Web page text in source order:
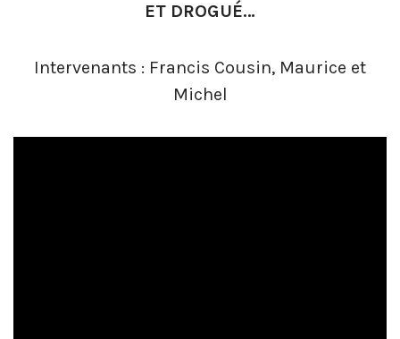
ET DROGUÉ…
Intervenants : Francis Cousin, Maurice et
Michel